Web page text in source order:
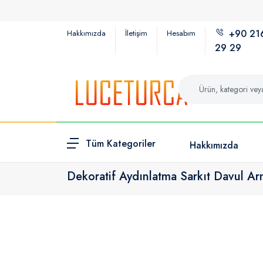
Hakkımızda İletişim Hesabım
+90
29 29
Tüm Kategoriler Hakkımızda
Dekoratif Aydınlatma Sarkıt Davul